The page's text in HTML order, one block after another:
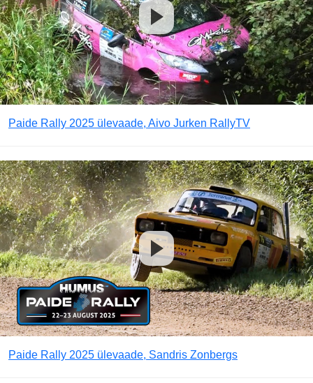
Paide Rally 2025 ülevaade, Aivo Jurken RallyTV
Paide Rally 2025 ülevaade, Sandris Zonbergs